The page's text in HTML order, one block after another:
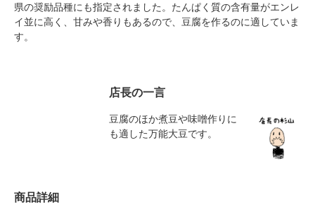
県の奨励品種にも指定されました。たんぱく質の含有量がエンレ
イ並に高く、甘みや香りもあるので、豆腐を作るのに適していま
す。
店長の一言
豆腐のほか煮豆や味噌作りに
も適した万能大豆です。
商品詳細